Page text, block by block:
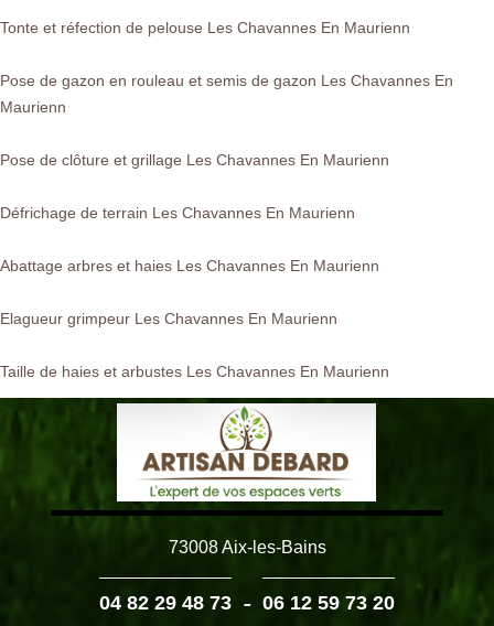
Tonte et réfection de pelouse Les Chavannes En Maurienn
Pose de gazon en rouleau et semis de gazon Les Chavannes En
Maurienn
Pose de clôture et grillage Les Chavannes En Maurienn
Défrichage de terrain Les Chavannes En Maurienn
Abattage arbres et haies Les Chavannes En Maurienn
Elagueur grimpeur Les Chavannes En Maurienn
Taille de haies et arbustes Les Chavannes En Maurienn
73008 Aix-les-Bains
04 82 29 48 73 - 06 12 59 73 20